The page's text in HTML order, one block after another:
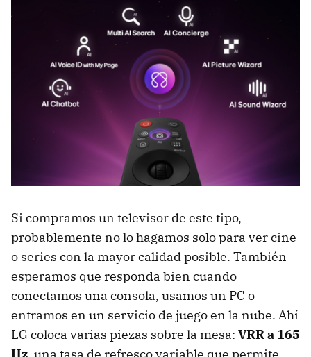
Si compramos un televisor de este tipo,
probablemente no lo hagamos solo para ver cine
o series con la mayor calidad posible. También
esperamos que responda bien cuando
conectamos una consola, usamos un PC o
entramos en un servicio de juego en la nube. Ahí
LG coloca varias piezas sobre la mesa: VRR a 165